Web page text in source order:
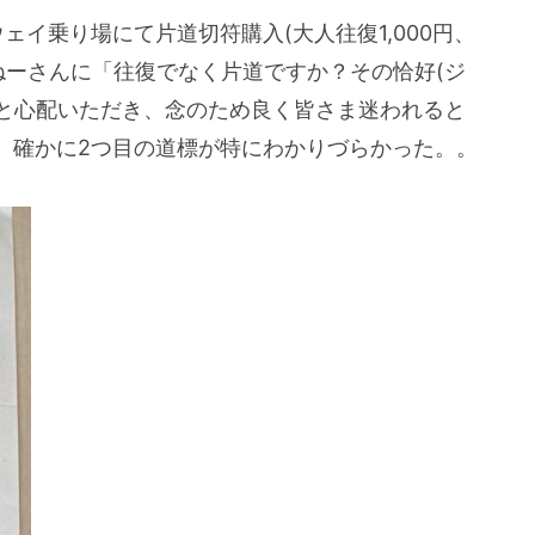
イ乗り場にて片道切符購入(大人往復1,000円、
さんに「往復でなく片道ですか？その恰好(ジ
配いただき、念のため良く皆さま迷われると
かに2つ目の道標が特にわかりづらかった。。